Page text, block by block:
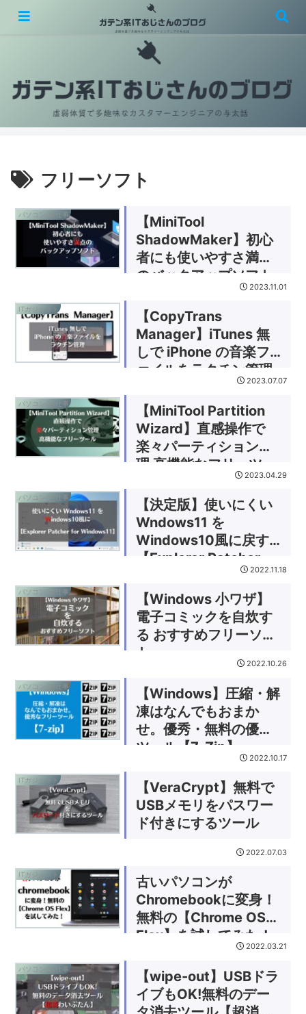
虚弱体質で多趣味なカスタマーエンジニアの与太話
フリーソフト
パソコン/お仕事
【MiniTool
ShadowMaker】初心
者にも使いやすさ満点
のバックアップソフト
2023.11.01
ITガジェット
【CopyTrans
Manager】iTunes 無
しで iPhone の音楽フ
ァイルをラクチン管理
2023.07.07
パソコン/お仕事
【MiniTool Partition
Wizard】直感操作で
楽々パーティション管
理 高機能なフリーツー
2023.04.29
パソコン/お仕事
【決定版】使いにくい
Wndows11 を
Windows10風に戻す
【Explorer Patcher
for Windows11】 2022.11.18
パソコン/お仕事
【Windows 小ワザ】
電子コミックを自炊す
る おすすめフリーソフ
ト
2022.10.26
パソコン/お仕事
【Windows】圧縮・解
凍はなんでもおまか
せ。優秀・無料の優良
ツール【7-Zip】
2022.10.17
ITガジェット
【VeraCrypt】無料で
USBメモリをパスワー
ド付きにするツール
2022.07.03
ITガジェット
古いパソコンが
Chromebookに変身！
無料の【Chrome OS
Flex】を試してみた！
2022.03.21
パソコン/お仕事
【wipe-out】USBドラ
イブもOK!無料のデー